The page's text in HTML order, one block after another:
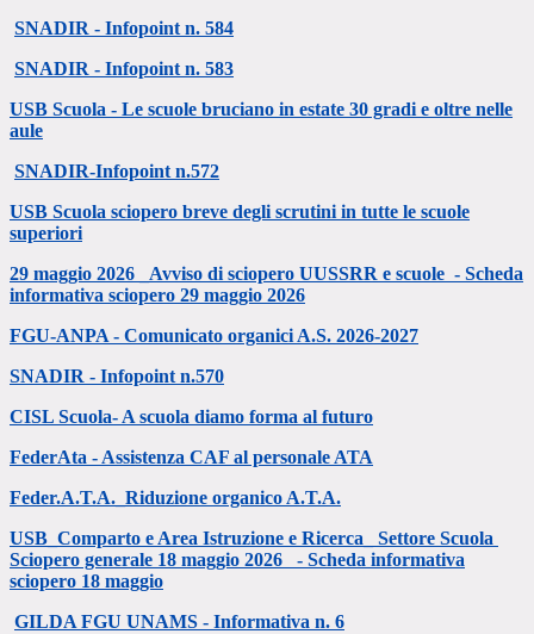
SNADIR - Infopoint n. 584
SNADIR - Infopoint n. 583
USB Scuola - Le scuole bruciano in estate 30 gradi e oltre nelle
aule
SNADIR-Infopoint n.572
USB Scuola sciopero breve degli scrutini in tutte le scuole
superiori
29 maggio 2026 _Avviso di sciopero UUSSRR e scuole - Scheda
informativa sciopero 29 maggio 2026
FGU-ANPA - Comunicato organici A.S. 2026-2027
SNADIR - Infopoint n.570
CISL Scuola- A scuola diamo forma al futuro
FederAta - Assistenza CAF al personale ATA
Feder.A.T.A._Riduzione organico A.T.A.
USB_Comparto e Area Istruzione e Ricerca_ Settore Scuola
Sciopero generale 18 maggio 2026 - Scheda informativa
sciopero 18 maggio
GILDA FGU UNAMS - Informativa n. 6